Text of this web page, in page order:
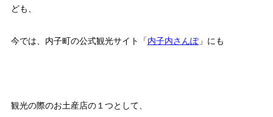
ども、
今では、内子町の公式観光サイト「内子内さんぽ」にも
観光の際のお土産店の１つとして、